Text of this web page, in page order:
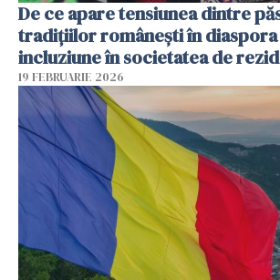
De ce apare tensiunea dintre
tradițiilor românești în diaspora
incluziune în societatea de
19 FEBRUARIE 2026